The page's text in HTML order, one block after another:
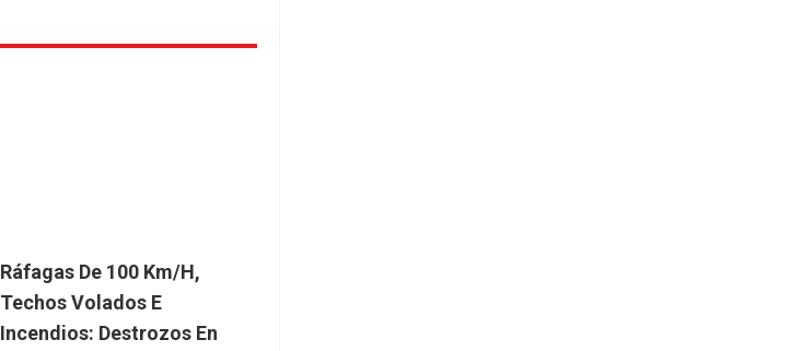
Ráfagas De 100 Km/h,
Techos Volados E
Incendios: Destrozos En